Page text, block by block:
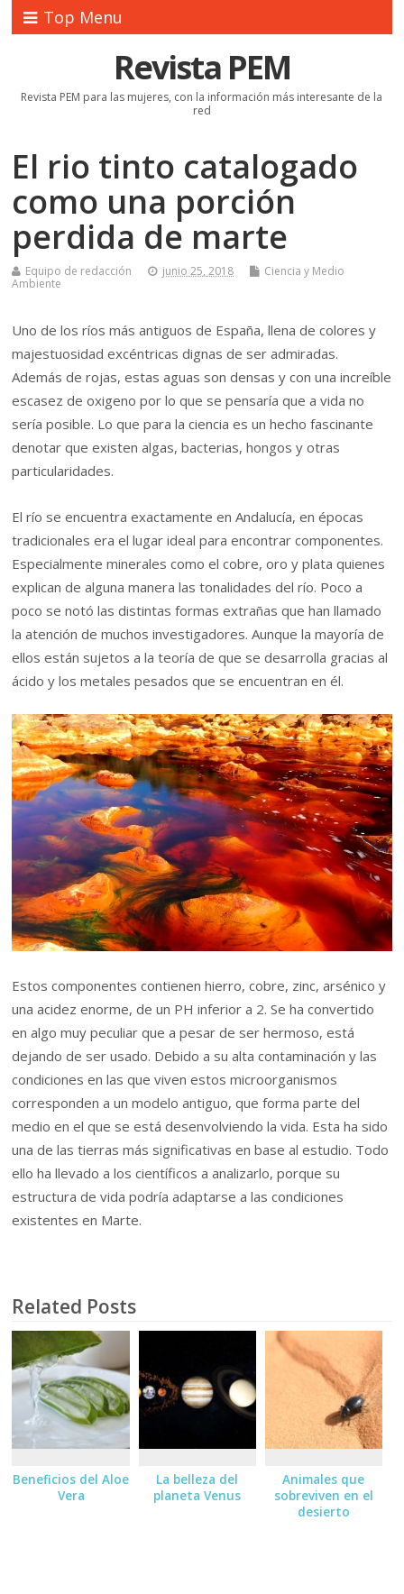
Top Menu
Revista PEM
Revista PEM para las mujeres, con la información más interesante de la
red
El rio tinto catalogado
como una porción
perdida de marte
Equipo de redacción junio 25, 2018
Ciencia y Medio
Ambiente
Uno de los ríos más antiguos de España, llena de colores y
majestuosidad excéntricas dignas de ser admiradas.
Además de rojas, estas aguas son densas y con una increíble
escasez de oxigeno por lo que se pensaría que a vida no
sería posible. Lo que para la ciencia es un hecho fascinante
denotar que existen algas, bacterias, hongos y otras
particularidades.
El río se encuentra exactamente en Andalucía, en épocas
tradicionales era el lugar ideal para encontrar componentes.
Especialmente minerales como el cobre, oro y plata quienes
explican de alguna manera las tonalidades del río. Poco a
poco se notó las distintas formas extrañas que han llamado
la atención de muchos investigadores. Aunque la mayoría de
ellos están sujetos a la teoría de que se desarrolla gracias al
ácido y los metales pesados que se encuentran en él.
Estos componentes contienen hierro, cobre, zinc, arsénico y
una acidez enorme, de un PH inferior a 2. Se ha convertido
en algo muy peculiar que a pesar de ser hermoso, está
dejando de ser usado. Debido a su alta contaminación y las
condiciones en las que viven estos microorganismos
corresponden a un modelo antiguo, que forma parte del
medio en el que se está desenvolviendo la vida. Esta ha sido
una de las tierras más significativas en base al estudio. Todo
ello ha llevado a los científicos a analizarlo, porque su
estructura de vida podría adaptarse a las condiciones
existentes en Marte.
Related Posts
Beneficios del Aloe
Vera
La belleza del
planeta Venus
Animales que
sobreviven en el
desierto